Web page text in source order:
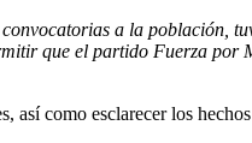
a la población,
que el partido Fuerza por
como esclarecer los